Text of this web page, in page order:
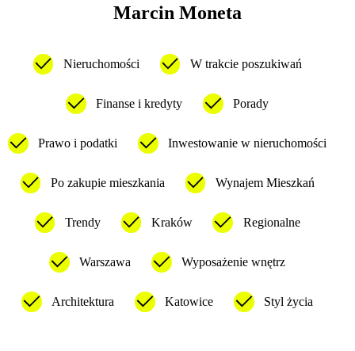
Marcin Moneta
Nieruchomości W trakcie poszukiwań
Finanse i kredyty Porady
Prawo i podatki Inwestowanie w nieruchomości
Po zakupie mieszkania Wynajem Mieszkań
Trendy Kraków Regionalne
Warszawa Wyposażenie wnętrz
Architektura Katowice Styl życia